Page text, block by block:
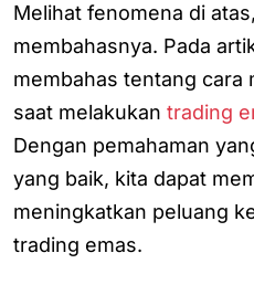
Melihat fenomena di
membahasnya. Pada
membahas tentang cara
saat melakukan trading
Dengan pemahaman
yang baik, kita dapat
meningkatkan peluang
trading emas.